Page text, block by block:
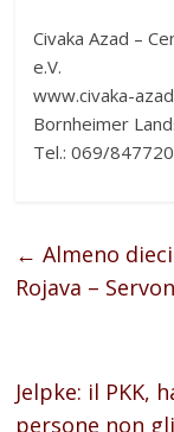
Civaka Azad –
e.V.
www.civaka-
Bornheimer
Tel.: 069/
← Almeno
Rojava –
Jelpke: il PKK,
persone non